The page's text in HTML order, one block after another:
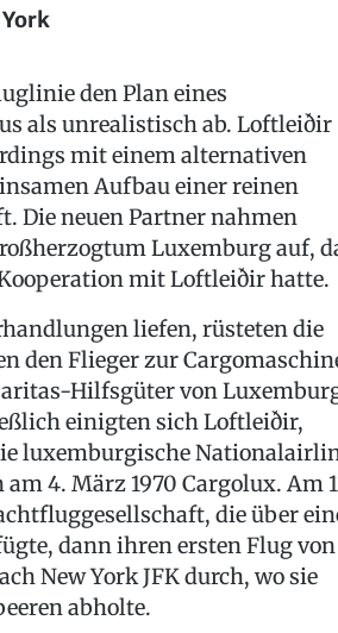
den Plan eines
als unrealistisch ab. Loftleiðir
mit einem alternativen
Aufbau einer reinen
Die neuen Partner nahmen
Luxemburg auf,
mit Loftleiðir hatte.
liefen, rüsteten die
den Flieger zur
Hilfsgüter von
einigten sich Loftleiðir,
luxemburgische
4. März 1970 Cargolux. Am
die über
dann ihren ersten Flug von
New York JFK durch, wo sie
abholte.